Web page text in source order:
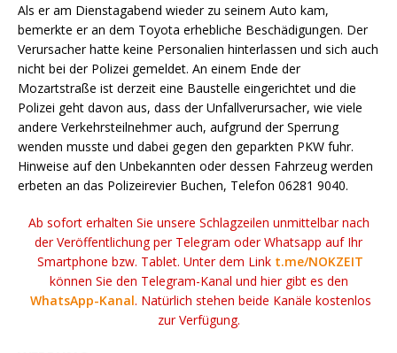
Als er am Dienstagabend wieder zu seinem Auto kam,
bemerkte er an dem Toyota erhebliche Beschädigungen. Der
Verursacher hatte keine Personalien hinterlassen und sich auch
nicht bei der Polizei gemeldet. An einem Ende der
Mozartstraße ist derzeit eine Baustelle eingerichtet und die
Polizei geht davon aus, dass der Unfallverursacher, wie viele
andere Verkehrsteilnehmer auch, aufgrund der Sperrung
wenden musste und dabei gegen den geparkten PKW fuhr.
Hinweise auf den Unbekannten oder dessen Fahrzeug werden
erbeten an das Polizeirevier Buchen, Telefon 06281 9040.
Ab sofort erhalten Sie unsere Schlagzeilen unmittelbar nach
der Veröffentlichung per Telegram oder Whatsapp auf Ihr
Smartphone bzw. Tablet. Unter dem Link t.me/NOKZEIT
können Sie den Telegram-Kanal und hier gibt es den
WhatsApp-Kanal. Natürlich stehen beide Kanäle kostenlos
zur Verfügung.